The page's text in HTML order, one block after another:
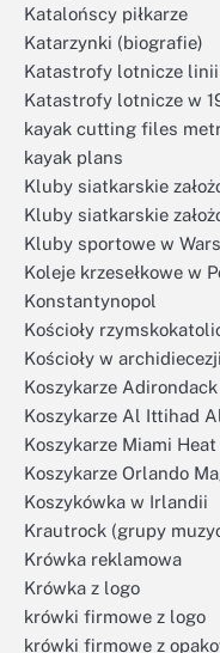
Katalońscy piłkarze
Katarzynki (biografie)
Katastrofy lotnicze
Katastrofy lotnicze w
kayak cutting files
kayak plans
Kluby siatkarskie
Kluby siatkarskie
Kluby sportowe w
Koleje krzesełkowe w
Konstantynopol
Kościoły
Kościoły w
Koszykarze
Koszykarze Al Ittihad
Koszykarze Miami Heat
Koszykarze Orlando
Koszykówka w Irlandii
Krautrock (grupy
Krówka reklamowa
Krówka z logo
krówki firmowe z logo
krówki firmowe z